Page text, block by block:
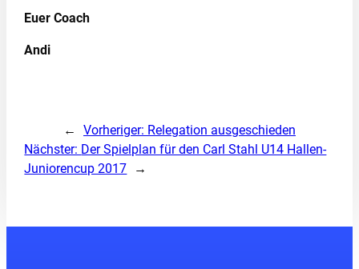
Euer Coach
Andi
← Vorheriger: Relegation ausgeschieden
Nächster: Der Spielplan für den Carl Stahl U14 Hallen-
Juniorencup 2017
→